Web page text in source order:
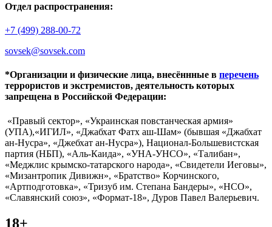
Отдел распространения:
+7 (499) 288-00-72
sovsek@sovsek.com
*Организации и физические лица, внесённные в перечень
террористов и экстремистов, деятельность которых
запрещена в Российской Федерации:
«Правый сектор», «Украинская повстанческая армия»
(УПА),«ИГИЛ», «Джабхат Фатх аш-Шам» (бывшая «Джабхат
ан-Нусра», «Джебхат ан-Нусра»), Национал-Большевистская
партия (НБП), «Аль-Каида», «УНА-УНСО», «Талибан»,
«Меджлис крымско-татарского народа», «Свидетели Иеговы»,
«Мизантропик Дивижн», «Братство» Корчинского,
«Артподготовка», «Тризуб им. Степана Бандеры», «НСО»,
«Славянский союз», «Формат-18», Дуров Павел Валерьевич.
18+